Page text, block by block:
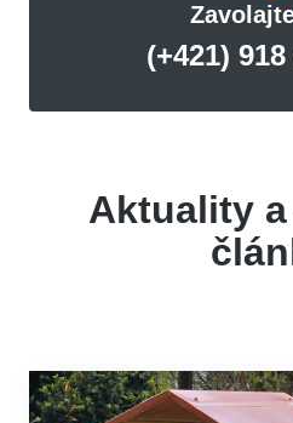
(+421)
Aktuality